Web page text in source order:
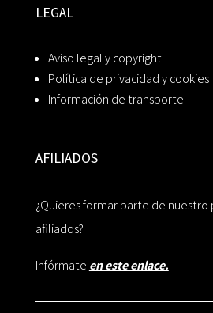
LEGAL
Aviso legal y copyright
Política de privacidad y cookies
Información de transporte
AFILIADOS
¿Quieres formar parte de nuestro
afiliados?
Infórmate en este enlace.